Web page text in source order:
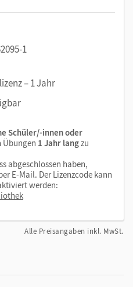
1
– 1 Jahr
Schüler/-innen oder
1 Jahr langzu
abgeschlossen haben,
E-Mail. Der Lizenzcode kann
werden:
Alle Preisangaben inkl. MwSt.